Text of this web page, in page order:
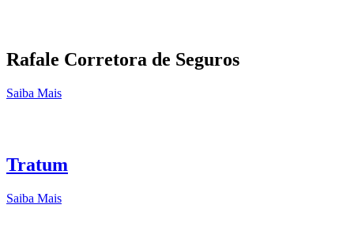
Rafale Corretora de Seguros
Saiba Mais
Tratum
Saiba Mais